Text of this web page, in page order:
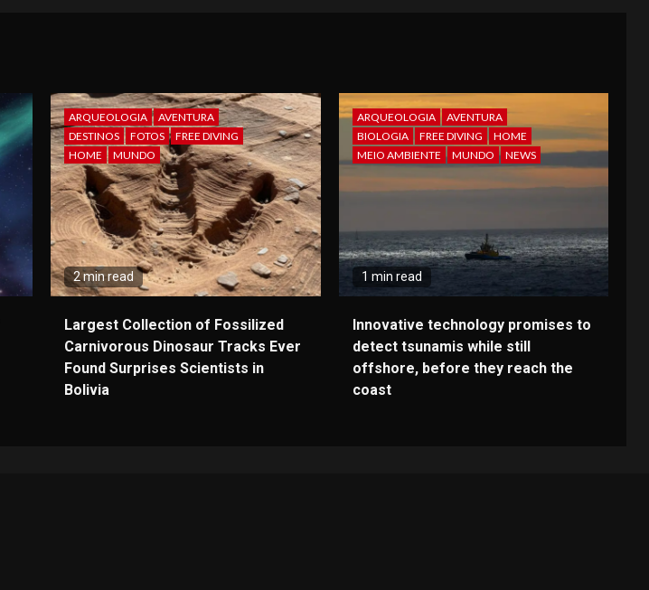
ARQUEOLOGIA
AVENTURA
DESTINOS
FOTOS
FREE DIVING
HOME
MUNDO
2 min read
Largest Collection of Fossilized
Carnivorous Dinosaur Tracks Ever
Found Surprises Scientists in
Bolivia
ARQUEOLOGIA
AVENTURA
BIOLOGIA
FREE DIVING
HOME
MEIO AMBIENTE
MUNDO NEWS
1 min read
Innovative technology promises to
detect tsunamis while still
offshore, before they reach the
coast